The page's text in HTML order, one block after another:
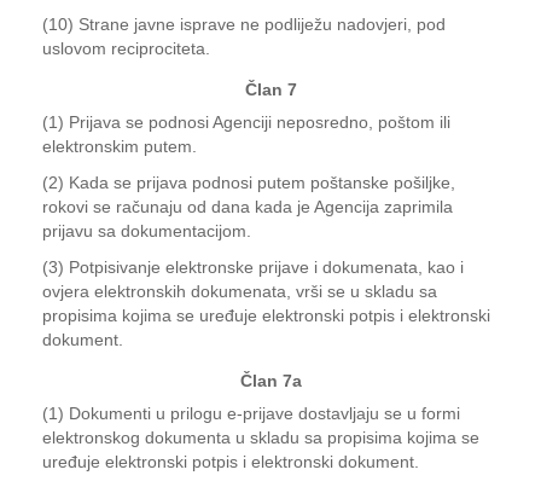
(10) Strane javne isprave ne podliježu nadovjeri, pod
uslovom reciprociteta.
Član 7
(1) Prijava se podnosi Agenciji neposredno, poštom ili
elektronskim putem.
(2) Kada se prijava podnosi putem poštanske pošiljke,
rokovi se računaju od dana kada je Agencija zaprimila
prijavu sa dokumentacijom.
(3) Potpisivanje elektronske prijave i dokumenata, kao i
ovjera elektronskih dokumenata, vrši se u skladu sa
propisima kojima se uređuje elektronski potpis i elektronski
dokument.
Član 7a
(1) Dokumenti u prilogu e-prijave dostavljaju se u formi
elektronskog dokumenta u skladu sa propisima kojima se
uređuje elektronski potpis i elektronski dokument.